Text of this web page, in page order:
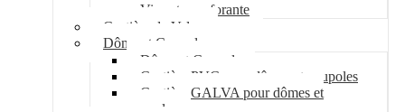
Vis auto-perforante
Costière de Velux
Dôme et Coupole
Dôme et Coupole
Costière PVC pour dômes et coupoles
Costière GALVA pour dômes et
coupoles